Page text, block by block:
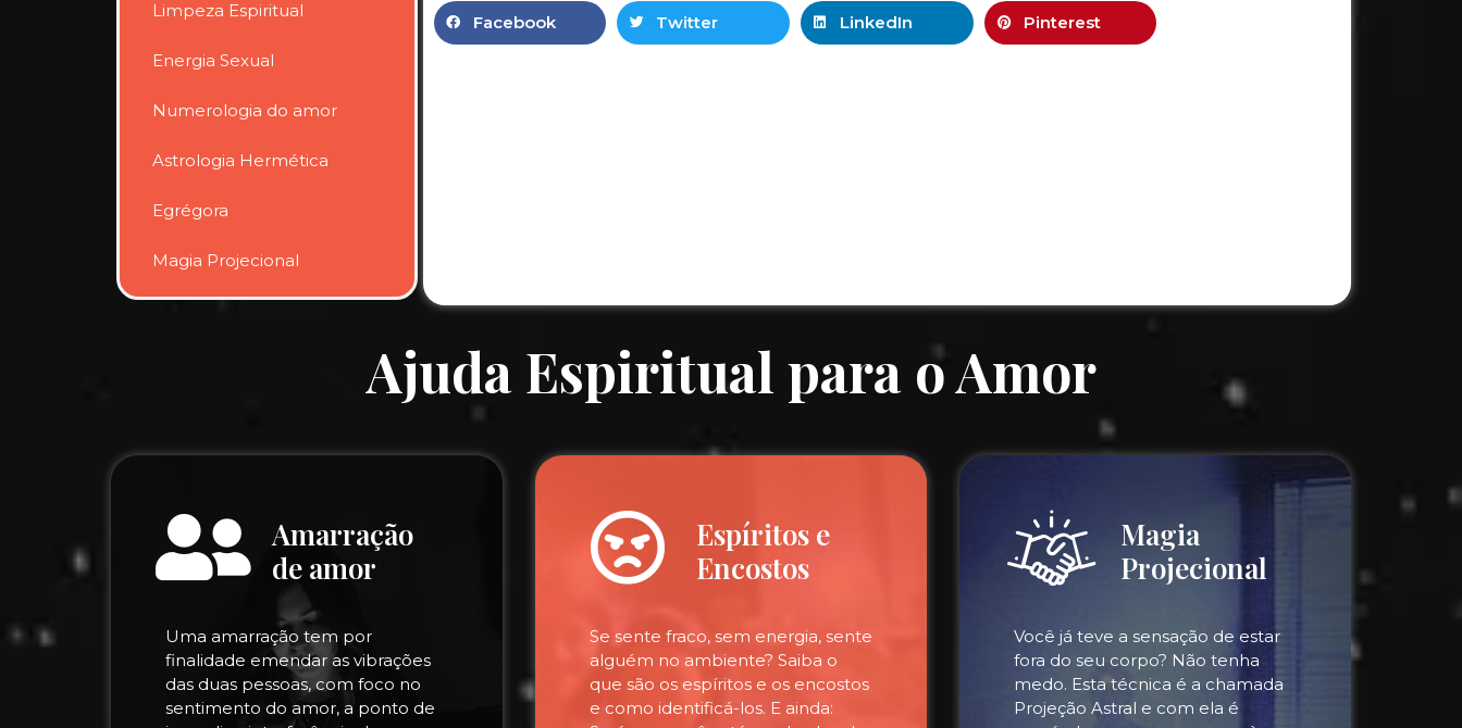
Limpeza Espiritual
Energia Sexual
Numerologia do amor
Astrologia Hermética
Egrégora
Magia Projecional
Facebook Twitter LinkedIn Pinterest
Ajuda Espiritual para o Amor
Amarração
de amor
Uma amarração tem por
finalidade emendar as vibrações
das duas pessoas, com foco no
sentimento do amor, a ponto de
Espíritos e
Encostos
Se sente fraco, sem energia, sente
alguém no ambiente? Saiba o
que são os espíritos e os encostos
e como identificá-los. E ainda:
Magia
Projecional
Você já teve a sensação de estar
fora do seu corpo? Não tenha
medo. Esta técnica é a chamada
Projeção Astral e com ela é